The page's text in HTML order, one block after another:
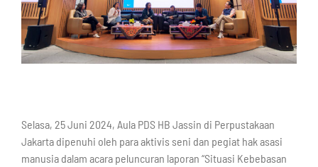
Selasa, 25 Juni 2024, Aula PDS HB Jassin di Perpustakaan
Jakarta dipenuhi oleh para aktivis seni dan pegiat hak asasi
manusia dalam acara peluncuran laporan “Situasi Kebebasan